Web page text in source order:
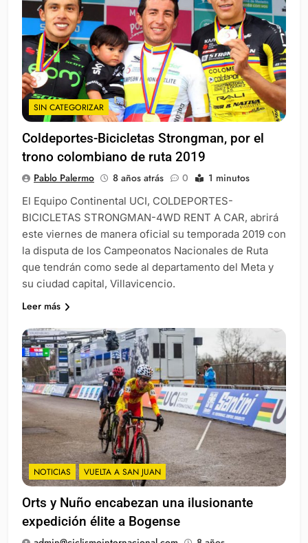
SIN CATEGORIZAR
Coldeportes-Bicicletas Strongman, por el
trono colombiano de ruta 2019
Pablo Palermo 8 años atrás 0 1 minutos
El Equipo Continental UCI, COLDEPORTES-
BICICLETAS STRONGMAN-4WD RENT A CAR, abrirá
este viernes de manera oficial su temporada 2019 con
la disputa de los Campeonatos Nacionales de Ruta
que tendrán como sede al departamento del Meta y
su ciudad capital, Villavicencio.
Leer más
NOTICIAS VUELTA A SAN JUAN
Orts y Nuño encabezan una ilusionante
expedición élite a Bogense